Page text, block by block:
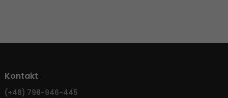
Kontakt
(+48) 798-946-445